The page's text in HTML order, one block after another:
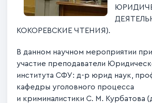
КОКОРЕВСКИЕ ЧТЕНИЯ).
В данном научном мероприятии
участие преподаватели
института СФУ: д-р юрид наук,
кафедры уголовного процесса
и криминалистики С. М. Курбатова